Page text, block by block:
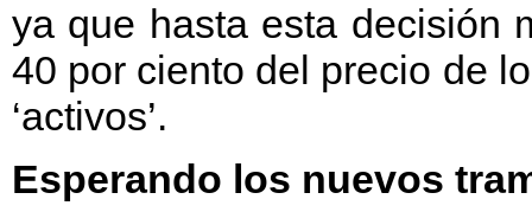
ya que hasta esta decisión
40 por ciento del precio de
‘activos’.
Esperando los nuevos